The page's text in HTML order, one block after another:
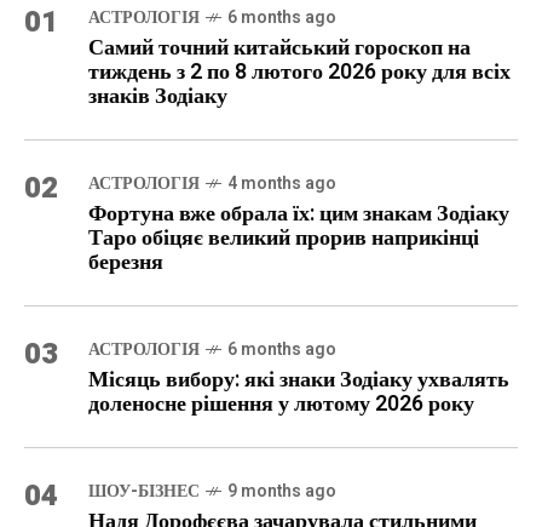
01 АСТРОЛОГІЯ 6 months ago
Самий точний китайський гороскоп на
тиждень з 2 по 8 лютого 2026 року для всіх
знаків Зодіаку
02 АСТРОЛОГІЯ 4 months ago
Фортуна вже обрала їх: цим знакам Зодіаку
Таро обіцяє великий прорив наприкінці
березня
03 АСТРОЛОГІЯ 6 months ago
Місяць вибору: які знаки Зодіаку ухвалять
доленосне рішення у лютому 2026 року
04 ШОУ-БІЗНЕС 9 months ago